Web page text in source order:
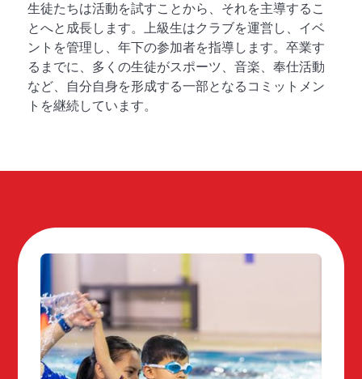
生徒たちは活動を試すことから、それを主導するこ
とへと成長します。上級生はクラブを運営し、イベ
ントを管理し、年下の参加者を指導します。卒業す
るまでに、多くの生徒がスポーツ、音楽、奉仕活動
など、自分自身を形成する一部となるコミットメン
トを継続しています。